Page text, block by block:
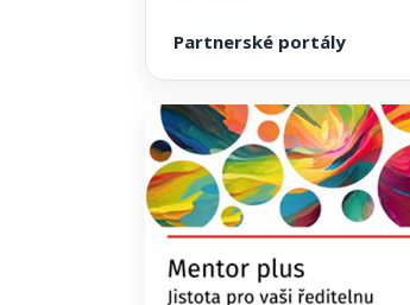
Partnerské portály